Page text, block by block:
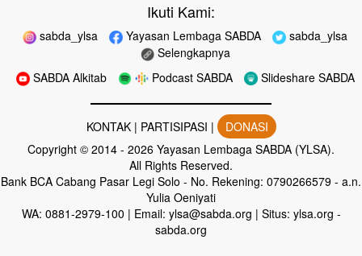
Ikuti Kami:
sabda_ylsa Yayasan Lembaga SABDA
sabda_ylsa
Selengkapnya
SABDA Alkitab
Podcast SABDA Slideshare SABDA
KONTAK| PARTISIPASI |
DONASI
Copyright © 2014 - 2026 Yayasan Lembaga SABDA (YLSA).
All Rights Reserved.
Bank BCA Cabang Pasar Legi Solo - No. Rekening: 0790266579 - a.n.
Yulia Oeniyati
WA: 0881-2979-100 | Email: ylsa@sabda.org | Situs: ylsa.org -
sabda.org